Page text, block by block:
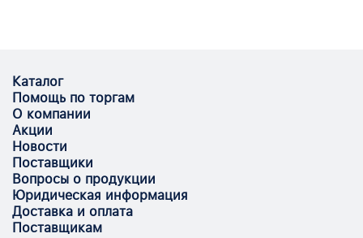
Каталог
Помощь по торгам
О компании
Акции
Новости
Поставщики
Вопросы о продукции
Юридическая информация
Доставка и оплата
Поставщикам